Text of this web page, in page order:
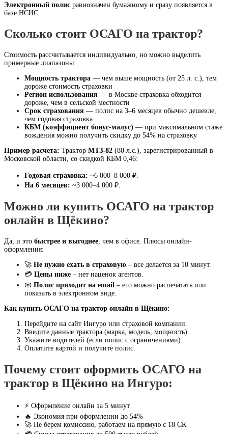
Электронный полис равнозначен бумажному и сразу появляется в
базе НСИС.
Сколько стоит ОСАГО на трактор?
Стоимость рассчитывается индивидуально, но можно выделить
примерные диапазоны:
Мощность трактора — чем выше мощность (от 25 л. с.), тем
дороже стоимость страховки
Регион использования — в Москве страховка обходится
дороже, чем в сельской местности
Срок страхования — полис на 3–6 месяцев обычно дешевле,
чем годовая страховка
КБМ (коэффициент бонус-малус) — при максимальном стаже
вождения можно получить скидку до 54% на страховку
Пример расчета: Трактор МТЗ-82 (80 л.с.), зарегистрированный в
Московской области, со скидкой КБМ 0,46:
Годовая страховка: ~6 000–8 000 ₽.
На 6 месяцев: ~3 000–4 000 ₽.
Можно ли купить ОСАГО на трактор
онлайн в Щёкино?
Да, и это быстрее и выгоднее, чем в офисе. Плюсы онлайн-
оформления:
🚀 Не нужно ехать в страховую – все делается за 10 минут.
💳 Цены ниже – нет наценок агентов.
📧 Полис приходит на email – его можно распечатать или
показать в электронном виде.
Как купить ОСАГО на трактор онлайн в Щёкино:
Перейдите на сайт Ингуро или страховой компании.
Введите данные трактора (марка, модель, мощность).
Укажите водителей (если полис с ограничениями).
Оплатите картой и получите полис.
Почему стоит оформить ОСАГО на
трактор в Щёкино на Ингуро:
⚡ Оформление онлайн за 5 минут
🔥 Экономия при оформлении до 54%
🚀 Не берем комиссию, работаем на прямую с 18 СК